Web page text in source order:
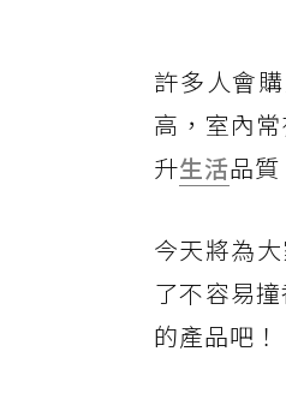
許多人會
高，室內
升生活品質
今天將為
了不容易
的產品吧！